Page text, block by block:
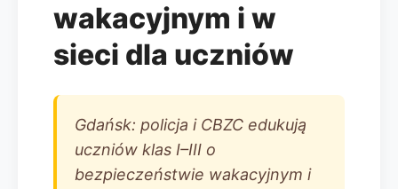
wakacyjnym i w
sieci dla uczniów
Gdańsk: policja i CBZC edukują
uczniów klas I–III o
bezpieczeństwie wakacyjnym i